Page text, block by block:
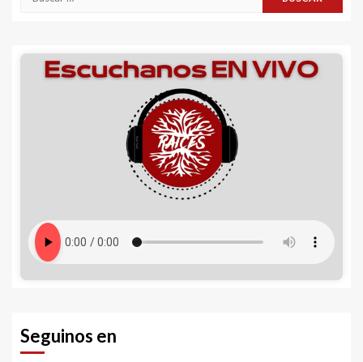
Seguinos en